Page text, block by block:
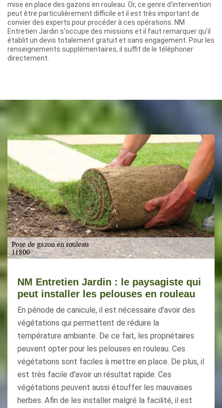
mise en place des gazons en rouleau. Or, ce genre d'intervention
peut être particulièrement difficile et il est très important de
convier des experts pour procéder à ces opérations. NM
Entretien Jardin s'occupe des missions et il faut remarquer qu'il
établit un devis totalement gratuit et sans engagement. Pour les
renseignements supplémentaires, il suffit de le téléphoner
directement.
NM Entretien Jardin : le paysagiste qui
peut installer les pelouses en rouleau
En période de canicule, il est nécessaire d'avoir des
végétations qui permettent de réduire la
température ambiante. De ce fait, les propriétaires
peuvent opter pour les pelouses en rouleau. Ces
végétations sont faciles à mettre en place. De plus, il
est très facile d'avoir un résultat rapide. Ces
végétations peuvent aussi étouffer les mauvaises
herbes. Afin de les installer malgré la facilité, il est